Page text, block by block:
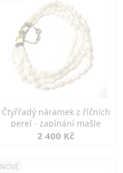
Čtyřřadý náramek z říčních
perel - zapínání mašle
2 400 Kč
NOVÉ